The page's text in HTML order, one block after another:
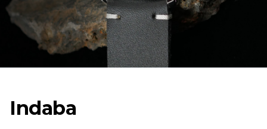
Indaba